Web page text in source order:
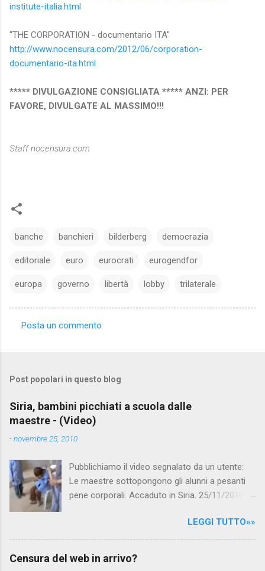
institute-italia.html
"THE CORPORATION - documentario ITA"
http://www.nocensura.com/2012/06/corporation-
documentario-ita.html
***** DIVULGAZIONE CONSIGLIATA ***** ANZI: PER
FAVORE, DIVULGATE AL MASSIMO!!!
Staff nocensura.com
banche banchieri bilderberg democrazia
editoriale euro eurocrati eurogendfor
europa governo libertà lobby trilaterale
e
n
t
Posta un commento
Post popolari in questo blog
Siria, bambini picchiati a scuola dalle
maestre - (Video)
-novembre 25, 2010
Pubblichiamo il video segnalato da un utente:
Le maestre sottopongono gli alunni a pesanti
pene corporali. Accaduto in Siria. 25/11/2010
Canale 5 "Forum" si è interessato al caso,
interpellando prontamente l'ambasciata siriana,
per fare luce sulla vicenda: è emerso che il
LEGGI TUTTO»»
Censura del web in arrivo?